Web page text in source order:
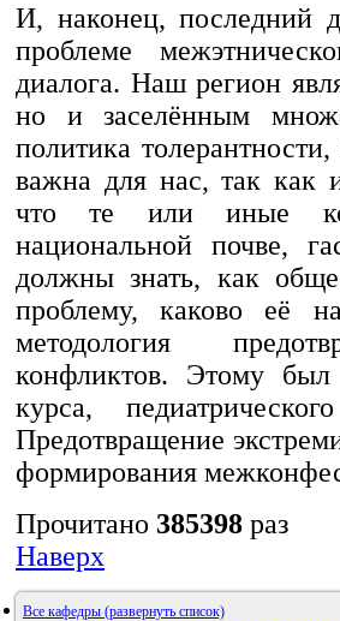
И, наконец, последний
проблеме
диалога. Наш регион
но и заселённым
политика
важна для нас, так как
что те или иные
национальной почве,
должны знать, как
проблему, каково её
методология
конфликтов. Этому
курса,
Предотвращение
формирования
Прочитано 385398 раз
Наверх
Все кафедры